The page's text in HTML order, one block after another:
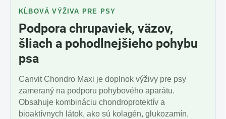
KĹBOVÁ VÝŽIVA PRE PSY
Podpora chrupaviek, väzov,
šliach a pohodlnejšieho pohybu
psa
Canvit Chondro Maxi je doplnok výživy pre psy
zameraný na podporu pohybového aparátu.
Obsahuje kombináciu chondroprotektív a
bioaktívnych látok, ako sú kolagén, glukozamín,